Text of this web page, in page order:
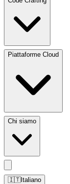
Piattaforme Cloud
Chi siamo
🇮🇹Italiano